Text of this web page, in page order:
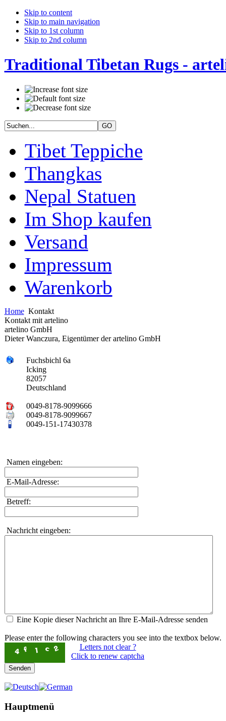
Skip to content
Skip to main navigation
Skip to 1st column
Skip to 2nd column
Traditional Tibetan Rugs -
Tibet Teppiche
Thangkas
Nepal Statuen
Im Shop kaufen
Versand
Impressum
Warenkorb
Home Kontakt
Kontakt mit artelino
artelino GmbH
Dieter Wanczura, Eigentümer der artelino GmbH
Fuchsbichl 6a
Icking
82057
Deutschland
0049-8178-9099666
0049-8178-9099667
0049-151-17430378
Namen eingeben:
E-Mail-Adresse:
Betreff:
Nachricht eingeben:
Eine Kopie dieser Nachricht an Ihre E-Mail-Adresse senden
Please enter the following characters you see into the textbox below.
Letters not clear ?
Click to renew captcha
Senden
Hauptmenü